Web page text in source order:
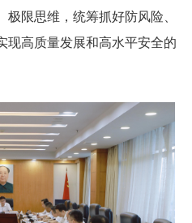
限思维，统筹抓好防风险、
现高质量发展和高水平安全的